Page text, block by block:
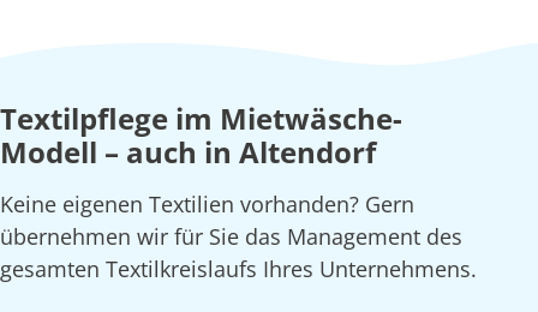
Textilpflege im Mietwäsche-
Modell – auch in Altendorf
Keine eigenen Textilien vorhanden? Gern
übernehmen wir für Sie das Management des
gesamten Textilkreislaufs Ihres Unternehmens.